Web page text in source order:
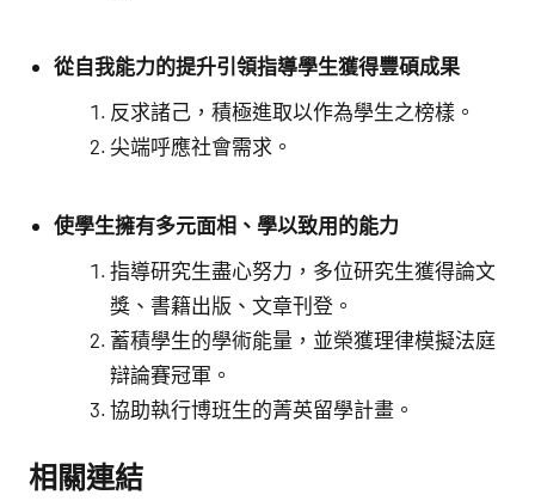
從自我能力的提升引領指導學生獲得豐碩成果
反求諸己，積極進取以作為學生之榜樣。
尖端呼應社會需求。
使學生擁有多元面相、學以致用的能力
指導研究生盡心努力，多位研究生獲得論文
獎、書籍出版、文章刊登。
蓄積學生的學術能量，並榮獲理律模擬法庭
辯論賽冠軍。
協助執行博班生的菁英留學計畫。
相關連結